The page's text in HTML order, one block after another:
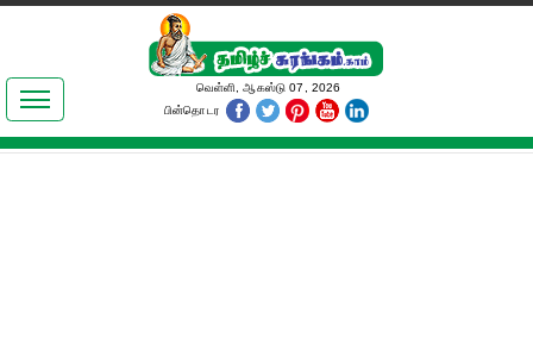
இலக்கியங்கள்
தமிழ் உலகம்
வெள்ளி, ஆகஸ்டு 07, 2026
பின்தொடர